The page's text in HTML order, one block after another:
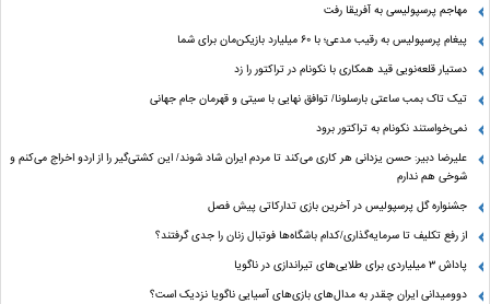
مهاجم پرسپولیسی به آفریقا رفت
پیغام پرسپولیس به رقیب مدعی؛ با ۶۰ میلیارد بازیکن‌مان برای شما
دستیار قلعه‌نویی قید همکاری با نکونام در تراکتور را زد
تیک تاک بمب ساعتی بارسلونا/ توافق نهایی با سیتی و قهرمان جام جهانی
نمی‌خواستند نکونام به تراکتور برود
علیرضا دبیر: حسن یزدانی هر کاری می‌کند تا مردم ایران شاد شوند/ این کشتی‌گیر را از اردو اخراج می‌کنم و
شوخی هم ندارم
جشنواره گل پرسپولیس در آخرین بازی تدارکاتی پیش فصل
از رفع تکلیف تا سرمایه‌گذاری/کدام باشگاه‌ها فوتبال زنان را جدی گرفتند؟
پاداش ۳ میلیاردی برای طلایی‌های تیراندازی در ناگویا
دوومیدانی ایران چقدر به مدال‌های بازی‌های آسیایی ناگویا نزدیک است؟